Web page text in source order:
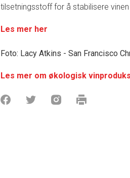
tilsetningsstoff for å stabilisere vinen
Les mer her
Foto: Lacy Atkins - San Francisco
Les mer om økologisk